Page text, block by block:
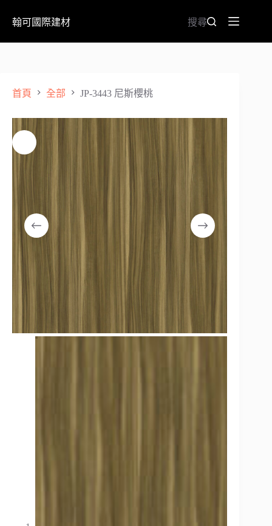
翰可國際建材 搜尋
首頁 全部 JP-3443 尼斯櫻桃